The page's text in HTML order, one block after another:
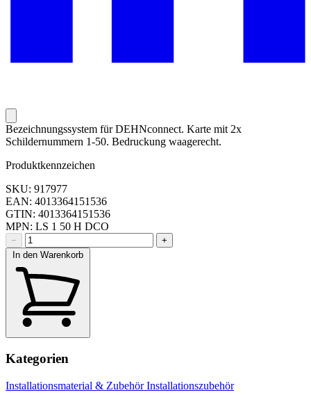
Bezeichnungssystem für DEHNconnect. Karte mit 2x
Schildernummern 1-50. Bedruckung waagerecht.
Produktkennzeichen
SKU: 917977
EAN: 4013364151536
GTIN: 4013364151536
MPN: LS 1 50 H DCO
−
+
In den Warenkorb
Kategorien
Installationsmaterial & ZubehörInstallationszubehör